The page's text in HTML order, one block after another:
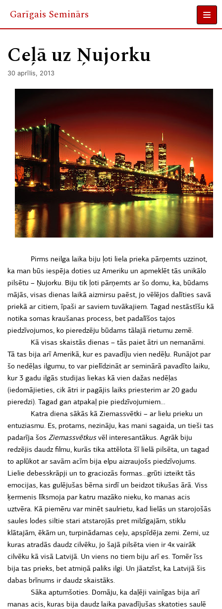
Skip
content
Garīgais Seminārs
Ceļā uz Ņujorku
30 aprīlis, 2013
Pirms neilga laika biju ļoti liela prieka pārņemts uzzinot,
ka man būs iespēja doties uz Ameriku un apmeklēt tās unikālo
pilsētu – Ņujorku. Biju tik ļoti pārņemts ar šo domu, ka, būdams
mājās, visas dienas laikā aizmirsu paēst, jo vēlējos dalīties savā
priekā ar citiem, īpaši ar saviem tuvākajiem. Tagad nestāstīšu kā
notika somas kraušanas process, bet padalīšos tajos
piedzīvojumos, ko pieredzēju būdams tālajā rietumu zemē.
Kā visas skaistās dienas – tās paiet ātri un nemanāmi.
Tā tas bija arī Amerikā, kur es pavadīju vien nedēļu. Runājot par
šo nedēļas ilgumu, to var pielīdzināt ar seminārā pavadīto laiku,
kur 3 gadu ilgās studijas liekas kā vien dažas nedēļas
(iedomājieties, cik ātri ir pagājis laiks priesterim ar 20 gadu
pieredzi). Tagad gan atpakaļ pie piedzīvojumiem…
Katra diena sākās kā Ziemassvētki – ar lielu prieku un
entuziasmu. Es, protams, nezināju, kas mani sagaida, un tieši tas
padarīja šos Ziemassvētkusvēl interesantākus. Agrāk biju
redzējis daudz filmu, kurās tika attēlota šī lielā pilsēta, un tagad
to aplūkot ar savām acīm bija elpu aizraujošs piedzīvojums.
Lielie debesskrāpji un to graciozās formas…grūti izteikt tās
emocijas, kas gulējušas bērna sirdī un beidzot tikušas ārā. Viss
ķermenis līksmoja par katru mazāko nieku, ko manas acis
uztvēra. Kā piemēru var minēt saulrietu, kad lielās un starojošās
saules lodes siltie stari atstarojās pret milzīgajām, stiklu
klātajām, ēkām un, turpinādamas ceļu, apspīdēja zemi. Zemi, uz
kuras atradās daudz cilvēku, jo šajā pilsēta vien ir 4x vairāk
cilvēku kā visā Latvijā. Un viens no tiem biju arī es. Tomēr īss
bija tas prieks, bet atmiņā paliks ilgi. Un jāatzīst, ka Latvijā šis
dabas brīnums ir daudz skaistāks.
Sāka aptumšoties. Domāju, ka daļēji vainīgas bija arī
manas acis, kuras bija daudz laika pavadījušas skatoties saulē